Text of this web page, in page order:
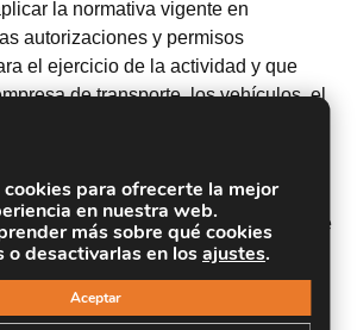
la normativa vigente en
autorizaciones y permisos
el ejercicio de la actividad y que
de transporte, los vehículos, el
operativas y requisitos para
circulación, así como las exigencias de
de la flota de vehículos.
de los servicios de
para su ejecución conforme a
para ofrecerte la mejor
en nuestra web.
más sobre qué cookies
o desactivarlas en losajustes.
Aceptar